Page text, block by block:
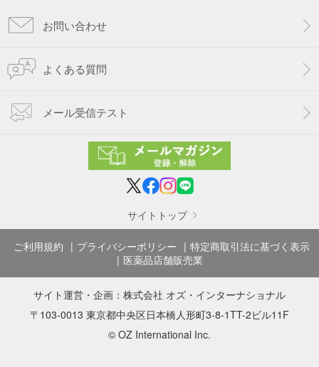
お問い合わせ
よくある質問
メール受信テスト
サイトトップ
ご利用規約 プライバシーポリシー
特定商取引法に基づく表示
医薬品店舗販売業
サイト運営・企画： 株式会社 オズ・インターナショナル
〒103-0013 東京都中央区日本橋人形町3-8-1TT-2ビル11F
© OZ International Inc.